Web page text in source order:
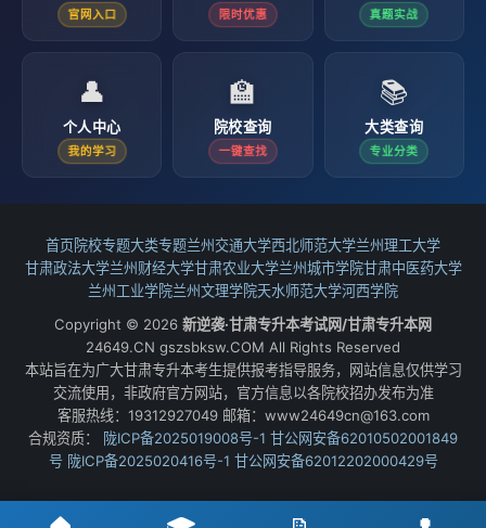
官网入口 限时优惠 真题实战
👤
个人中心
我的学习
🏫
院校查询
一键查找
📚
大类查询
专业分类
首页院校专题大类专题兰州交通大学西北师范大学兰州理工大学
甘肃政法大学兰州财经大学甘肃农业大学兰州城市学院甘肃中医药大学
兰州工业学院兰州文理学院天水师范大学河西学院
Copyright © 2026 新逆袭·甘肃专升本考试网/甘肃专升本网
24649.CN gszsbksw.COM All Rights Reserved
本站旨在为广大甘肃专升本考生提供报考指导服务，网站信息仅供学习
交流使用，非政府官方网站，官方信息以各院校招办发布为准
客服热线：19312927049 邮箱：www24649cn@163.com
合规资质：
陇ICP备2025019008号-1 甘公网安备62010502001849
号 陇ICP备2025020416号-1 甘公网安备62012202000429号